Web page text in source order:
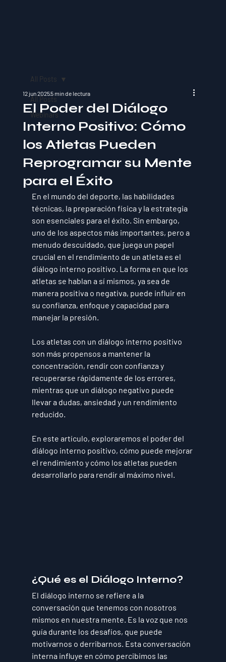
All Posts
Webinars
All Posts
El Poder del Diálogo
Interno Positivo: Cómo
los Atletas Pueden
Reprogramar su Mente
para el Éxito
12 jun 20255 min de lectura
En el mundo del deporte, las habilidades
técnicas, la preparación física y la estrategia
son esenciales para el éxito. Sin embargo,
uno de los aspectos más importantes, pero a
menudo descuidado, que juega un papel
crucial en el rendimiento de un atleta es el
diálogo interno positivo. La forma en que los
atletas se hablan a sí mismos, ya sea de
manera positiva o negativa, puede influir en
su confianza, enfoque y capacidad para
manejar la presión.
Los atletas con un diálogo interno positivo
son más propensos a mantener la
concentración, rendir con confianza y
recuperarse rápidamente de los errores,
mientras que un diálogo negativo puede
llevar a dudas, ansiedad y un rendimiento
reducido.
En este artículo, exploraremos el poder del
diálogo interno positivo, cómo puede mejorar
el rendimiento y cómo los atletas pueden
desarrollarlo para rendir al máximo nivel.
¿Qué es el Diálogo Interno?
El diálogo interno se refiere a la
conversación que tenemos con nosotros
mismos en nuestra mente. Es la voz que nos
guía durante los desafíos, que puede
motivarnos o derribarnos. Esta conversación
interna influye en cómo percibimos las